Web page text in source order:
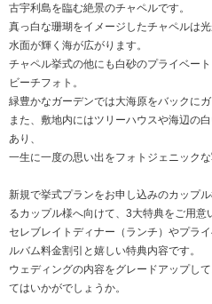
古宇利島を臨む絶景のチャペルです。
真っ白な珊瑚をイメージしたチャペルは
水面が輝く海が広がります。
チャペル挙式の他にも白砂のプライベー
ビーチフォト。
緑豊かなガーデンでは大海原をバックに
また、敷地内にはツリーハウスや海辺の
あり、
一生に一度の思い出をフォトジェニックな
新規で挙式プランをお申し込みのカップ
るカップル様へ向けて、3大特典をご用意
セレブレイトディナー（ランチ）やプラ
ルバム料金割引と嬉しい特典内容です。
ウェディングの内容をグレードアップし
てはいかがでしょうか。